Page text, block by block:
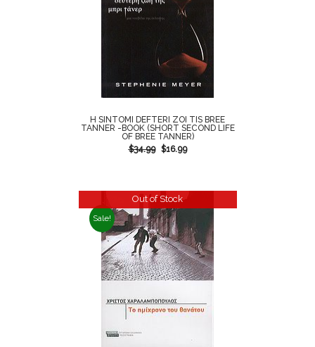
H SINTOMI DEFTERI ZOI TIS BREE
TANNER -BOOK (SHORT SECOND LIFE
OF BREE TANNER)
$34.99 $16.99
Sale!
Out of Stock